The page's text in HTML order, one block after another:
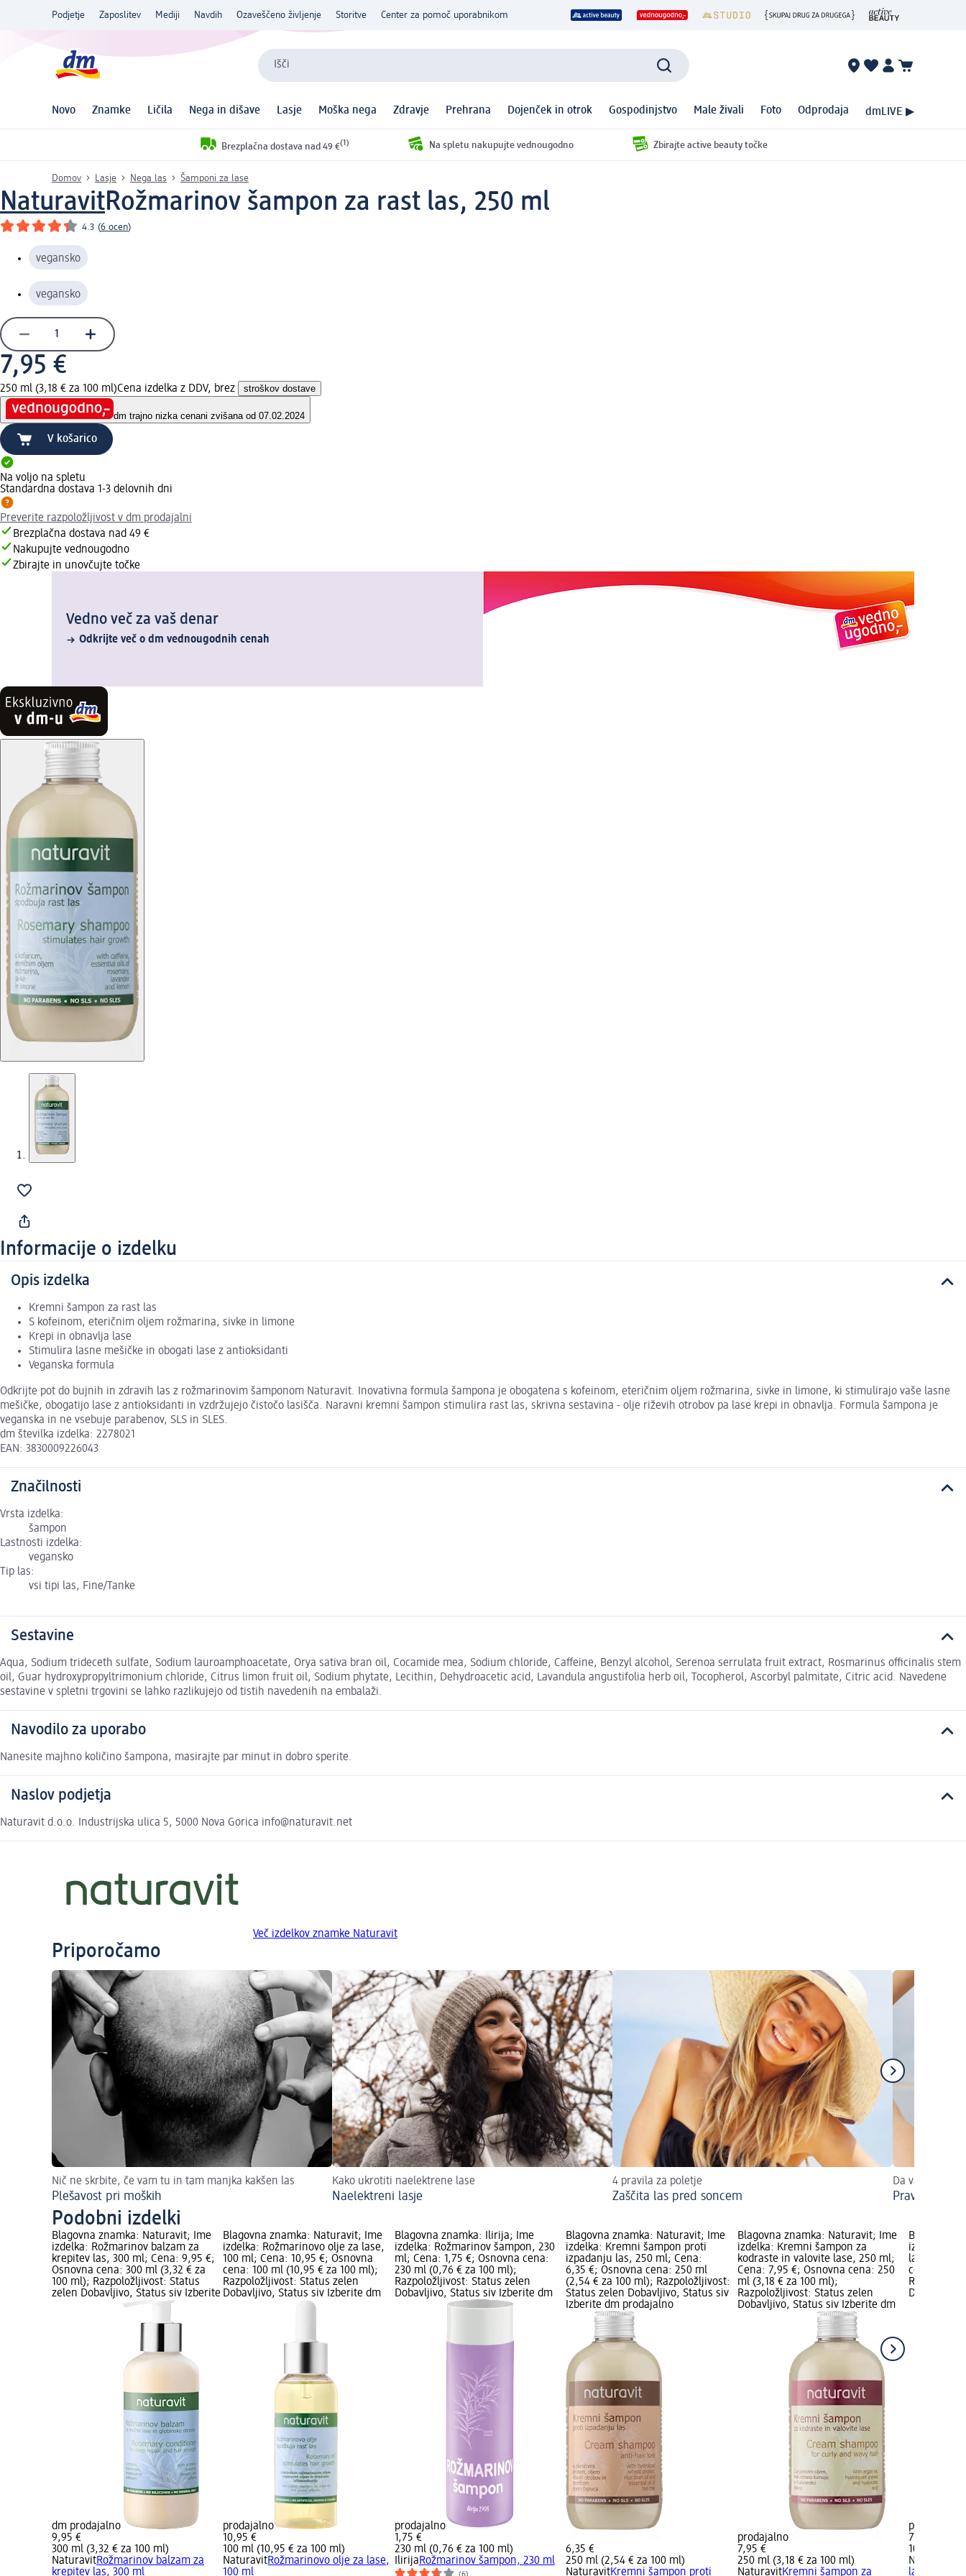
Podjetje Zaposlitev Mediji Navdih Ozaveščeno življenje Storitve Center za pomoč uporabnikom
Išči
Novo Znamke Ličila Nega in dišave Lasje Moška nega Zdravje Prehrana Dojenček in otrok Gospodinjstvo Male živali Foto Odprodaja dmLIVE ▶
Brezplačna dostava nad 49 €(1) Na spletu nakupujte vednougodno Zbirajte active beauty točke
Domov Lasje Nega las Šamponi za lase
NaturavitRožmarinov šampon za rast las, 250 ml
4.3 (6 ocen)
vegansko
vegansko
7,95 €
250 ml (3,18 € za 100 ml)Cena izdelka z DDV, brez stroškov dostave
dm trajno nizka cenani zvišana od 07.02.2024
V košarico
Na voljo na spletu
Standardna dostava 1-3 delovnih dni
Preverite razpoložljivost v dm prodajalni
Brezplačna dostava nad 49 €
Nakupujte vednougodno
Zbirajte in unovčujte točke
Vedno več za vaš denar
Odkrijte več o dm vednougodnih cenah
Informacije o izdelku
Opis izdelka
Kremni šampon za rast las
S kofeinom, eteričnim oljem rožmarina, sivke in limone
Krepi in obnavlja lase
Stimulira lasne mešičke in obogati lase z antioksidanti
Veganska formula
Odkrijte pot do bujnih in zdravih las z rožmarinovim šamponom Naturavit. Inovativna formula šampona je obogatena s kofeinom, eteričnim oljem rožmarina, sivke in limone, ki stimulirajo vaše lasne
mešičke, obogatijo lase z antioksidanti in vzdržujejo čistočo lasišča. Naravni kremni šampon stimulira rast las, skrivna sestavina - olje riževih otrobov pa lase krepi in obnavlja. Formula šampona je
veganska in ne vsebuje parabenov, SLS in SLES.
dm številka izdelka: 2278021
EAN: 3830009226043
Značilnosti
Vrsta izdelka:
šampon
Lastnosti izdelka:
vegansko
Tip las:
vsi tipi las, Fine/Tanke
Sestavine
Aqua, Sodium trideceth sulfate, Sodium lauroamphoacetate, Orya sativa bran oil, Cocamide mea, Sodium chloride, Caffeine, Benzyl alcohol, Serenoa serrulata fruit extract, Rosmarinus officinalis stem
oil, Guar hydroxypropyltrimonium chloride, Citrus limon fruit oil, Sodium phytate, Lecithin, Dehydroacetic acid, Lavandula angustifolia herb oil, Tocopherol, Ascorbyl palmitate, Citric acid. Navedene
sestavine v spletni trgovini se lahko razlikujejo od tistih navedenih na embalaži.
Navodilo za uporabo
Nanesite majhno količino šampona, masirajte par minut in dobro sperite.
Naslov podjetja
Naturavit d.o.o. Industrijska ulica 5, 5000 Nova Gorica info@naturavit.net
Več izdelkov znamke Naturavit
Priporočamo
Nič ne skrbite, če vam tu in tam manjka kakšen las
Plešavost pri moških
Kako ukrotiti naelektrene lase
Naelektreni lasje
4 pravila za poletje
Zaščita las pred soncem
Da vaši lasje
Pravilna
Podobni izdelki
Blagovna znamka: Naturavit; Ime
izdelka: Rožmarinov balzam za
krepitev las, 300 ml; Cena: 9,95 €;
Osnovna cena: 300 ml (3,32 € za
100 ml); Razpoložljivost: Status
zelen Dobavljivo, Status siv Izberite
dm prodajalno
9,95 €
300 ml (3,32 € za 100 ml)
NaturavitRožmarinov balzam za
krepitev las, 300 ml
Blagovna znamka: Naturavit; Ime
izdelka: Rožmarinovo olje za lase,
100 ml; Cena: 10,95 €; Osnovna
cena: 100 ml (10,95 € za 100 ml);
Razpoložljivost: Status zelen
Dobavljivo, Status siv Izberite dm
prodajalno
10,95 €
100 ml (10,95 € za 100 ml)
NaturavitRožmarinovo olje za lase,
100 ml
Blagovna znamka: Ilirija; Ime
izdelka: Rožmarinov šampon, 230
ml; Cena: 1,75 €; Osnovna cena:
230 ml (0,76 € za 100 ml);
Razpoložljivost: Status zelen
Dobavljivo, Status siv Izberite dm
prodajalno
1,75 €
230 ml (0,76 € za 100 ml)
IlirijaRožmarinov šampon, 230 ml
Blagovna znamka: Naturavit; Ime
izdelka: Kremni šampon proti
izpadanju las, 250 ml; Cena:
6,35 €; Osnovna cena: 250 ml
(2,54 € za 100 ml); Razpoložljivost:
Status zelen Dobavljivo, Status siv
Izberite dm prodajalno
6,35 €
250 ml (2,54 € za 100 ml)
NaturavitKremni šampon proti
Blagovna znamka: Naturavit; Ime
izdelka: Kremni šampon za
kodraste in valovite lase, 250 ml;
Cena: 7,95 €; Osnovna cena: 250
ml (3,18 € za 100 ml);
Razpoložljivost: Status zelen
Dobavljivo, Status siv Izberite dm
prodajalno
7,95 €
250 ml (3,18 € za 100 ml)
NaturavitKremni šampon za
Blagovna
izdelka:
las, 100 ml;
cena: 100
Dobavljivo,
prodajalno
7,65 €
100 ml
Naturavit
las, 100 ml